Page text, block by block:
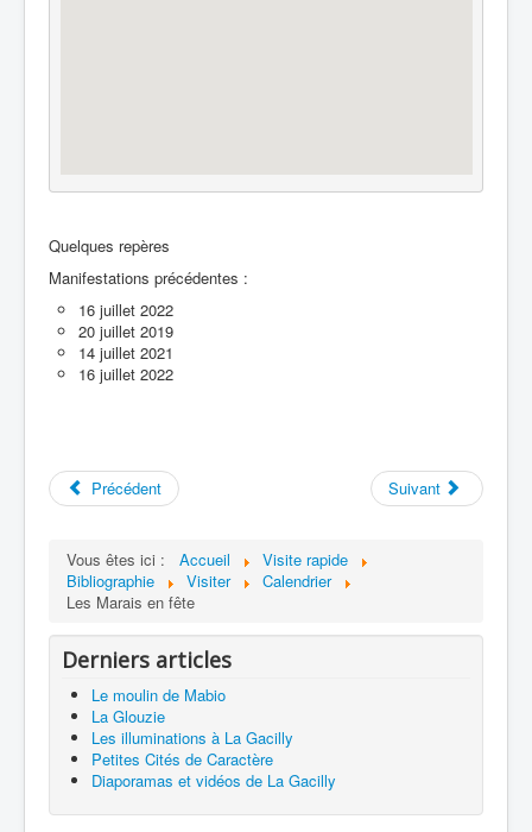
Quelques repères
Manifestations précédentes :
16 juillet 2022
20 juillet 2019
14 juillet 2021
16 juillet 2022
Précédent Suivant
Vous êtes ici : Accueil
Visite rapide
Bibliographie
Visiter
Calendrier
Les Marais en fête
Derniers articles
Le moulin de Mabio
La Glouzie
Les illuminations à La Gacilly
Petites Cités de Caractère
Diaporamas et vidéos de La Gacilly